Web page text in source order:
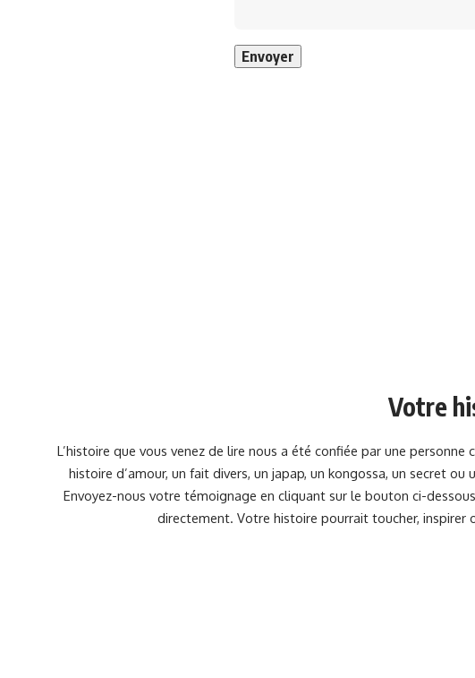
Votre
L’histoire que vous venez de lire nous a été confiée par une
histoire d’amour, un fait divers, un japap, un kongossa, un secret
Envoyez-nous votre témoignage en cliquant sur le bouton ci-
directement. Votre histoire pourrait toucher, inspirer